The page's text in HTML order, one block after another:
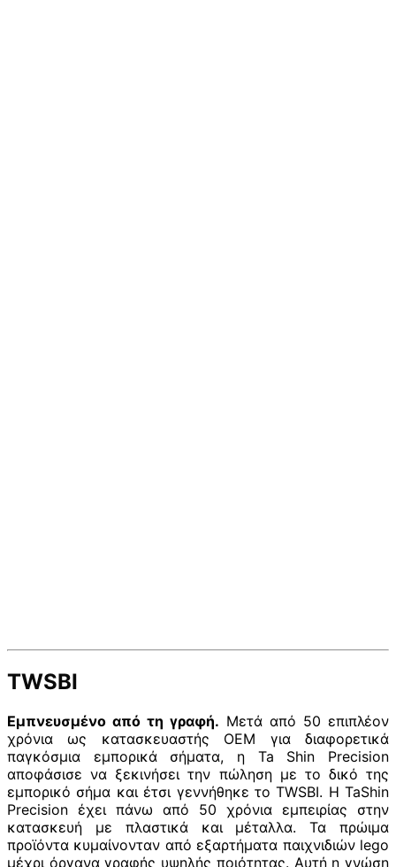
TWSBI
Εμπνευσμένο από τη γραφή. Μετά από 50 επιπλέον
χρόνια ως κατασκευαστής OEM για διαφορετικά
παγκόσμια εμπορικά σήματα, η Ta Shin Precision
αποφάσισε να ξεκινήσει την πώληση με το δικό της
εμπορικό σήμα και έτσι γεννήθηκε το TWSBI. Η TaShin
Precision έχει πάνω από 50 χρόνια εμπειρίας στην
κατασκευή με πλαστικά και μέταλλα. Τα πρώιμα
προϊόντα κυμαίνονταν από εξαρτήματα παιχνιδιών lego
μέχρι όργανα γραφής υψηλής ποιότητας. Αυτή η γνώση